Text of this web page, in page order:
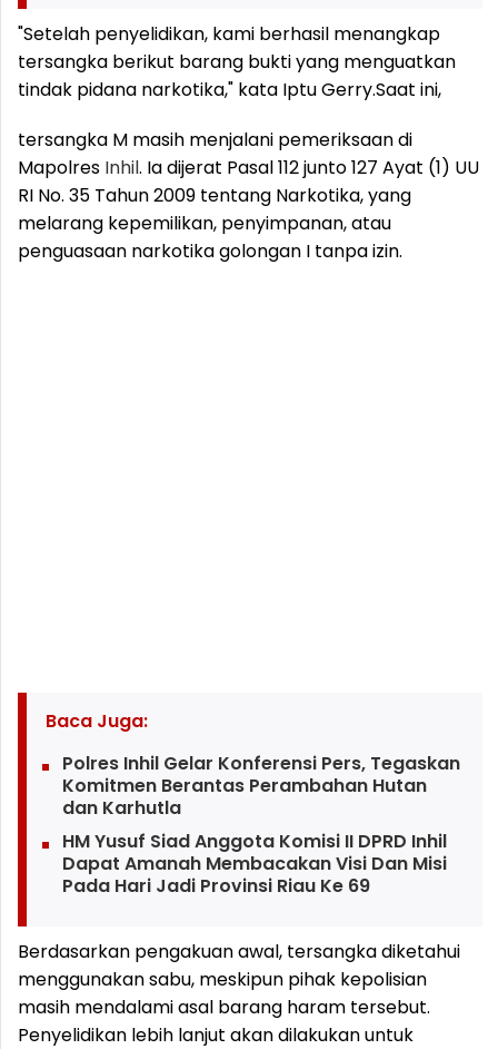
"Setelah penyelidikan, kami berhasil menangkap
tersangka berikut barang bukti yang menguatkan
tindak pidana narkotika," kata Iptu Gerry.Saat ini,
tersangka M masih menjalani pemeriksaan di
Mapolres Inhil. Ia dijerat Pasal 112 junto 127 Ayat (1) UU
RI No. 35 Tahun 2009 tentang Narkotika, yang
melarang kepemilikan, penyimpanan, atau
penguasaan narkotika golongan I tanpa izin.
Baca Juga:
Polres Inhil Gelar Konferensi Pers, Tegaskan
Komitmen Berantas Perambahan Hutan
dan Karhutla
HM Yusuf Siad Anggota Komisi II DPRD Inhil
Dapat Amanah Membacakan Visi Dan Misi
Pada Hari Jadi Provinsi Riau Ke 69
Berdasarkan pengakuan awal, tersangka diketahui
menggunakan sabu, meskipun pihak kepolisian
masih mendalami asal barang haram tersebut.
Penyelidikan lebih lanjut akan dilakukan untuk